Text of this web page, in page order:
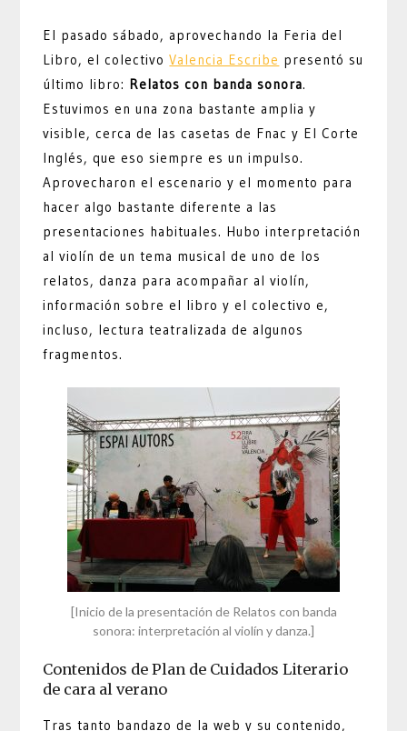
El pasado sábado, aprovechando la Feria del
Libro, el colectivoValencia Escribe presentó su
último libro: Relatos con banda sonora.
Estuvimos en una zona bastante amplia y
visible, cerca de las casetas de Fnac y El Corte
Inglés, que eso siempre es un impulso.
Aprovecharon el escenario y el momento para
hacer algo bastante diferente a las
presentaciones habituales. Hubo interpretación
al violín de un tema musical de uno de los
relatos, danza para acompañar al violín,
información sobre el libro y el colectivo e,
incluso, lectura teatralizada de algunos
fragmentos.
[Inicio de la presentación de Relatos con banda
sonora: interpretación al violín y danza.]
Contenidos de Plan de Cuidados Literario
de cara al verano
Tras tanto bandazo de la web y su contenido,